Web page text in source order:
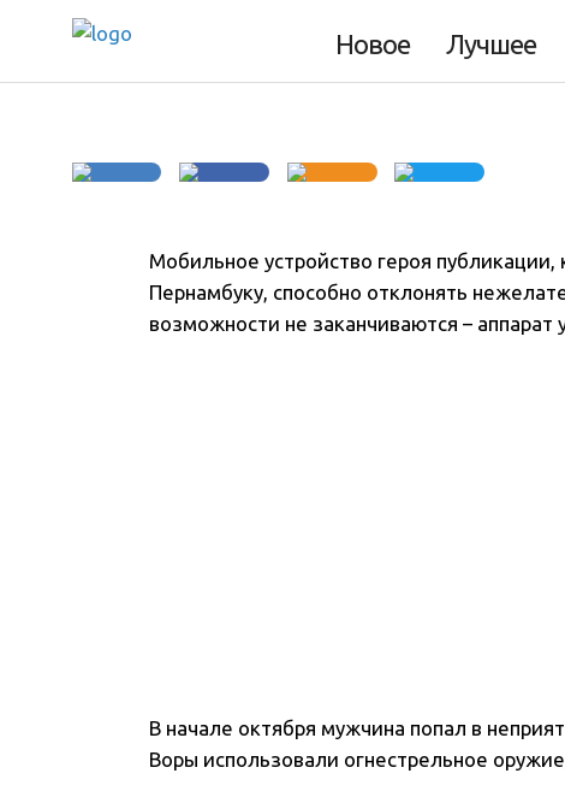
Новое Лучшее
Мобильное устройство героя
Пернамбуку, способно отклонять
возможности не заканчиваются – аппарат
В начале октября мужчина попал в
Воры использовали огнестрельное